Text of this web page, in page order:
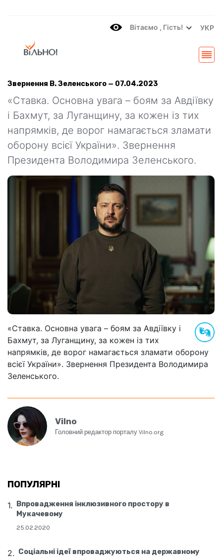
Вітаємo , Гість! УКР
Звернення В. Зеленського — 07.04.2023
«Ставка. Основна увага – боям за Авдіївку
і Бахмут, за Луганщину, за кожен із тих
напрямків, де ворог намагається зламати
оборону всієї України». Звернення
Президента Володимира Зеленського.
«Ставка. Основна увага – боям за Авдіївку і
Бахмут, за Луганщину, за кожен із тих
напрямків, де ворог намагається зламати оборону
всієї України». Звернення Президента Володимира
Зеленського.
Vilno
Головний редактор порталу Vilno.org
ПОПУЛЯРНІ
Впровадження інклюзивного простору в
Мукачевому
25.02.2020
Соціальні ідеї впроваджуються на державному